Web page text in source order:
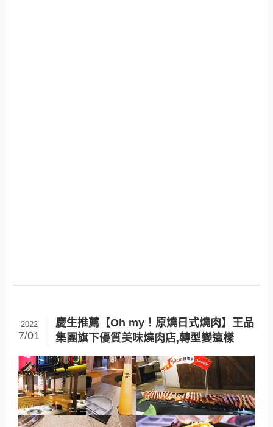
慶生推薦【Oh my！原燒日式燒肉】王品
集團旗下優質美味燒肉店,轉型變這樣
2022
7/01